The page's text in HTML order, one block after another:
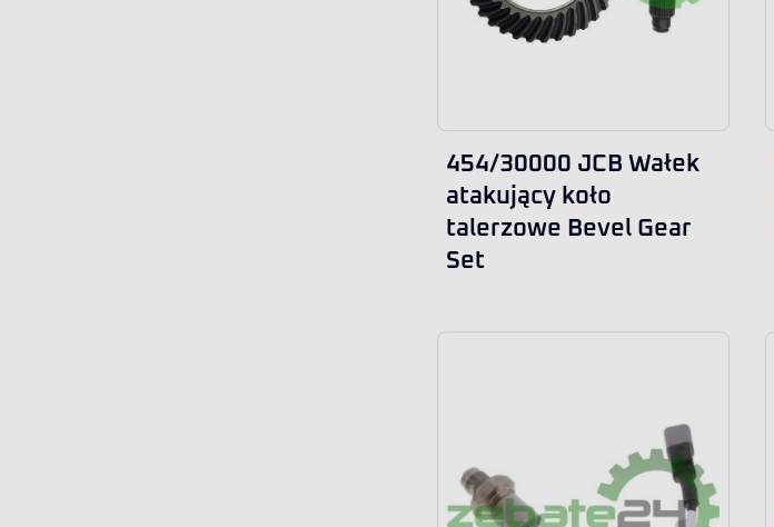
454/30000 JCB Wałek
atakujący koło
talerzowe Bevel Gear
Set